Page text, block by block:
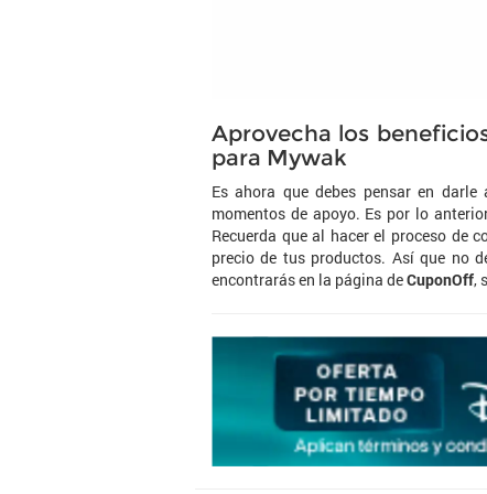
Aprovecha los
para Mywak
Es ahora que debes pensar en
momentos de apoyo. Es por lo
Recuerda que al hacer el proceso de
precio de tus productos. Así que no
encontrarás en la página deCuponOff,